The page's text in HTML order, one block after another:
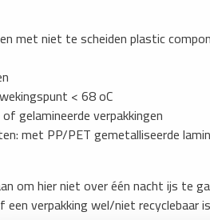
met niet te scheiden plastic
< 68 oC
gelamineerde verpakkingen
met PP/PET gemetalliseerde
om hier niet over één nacht ijs te
verpakking wel/niet recyclebaar